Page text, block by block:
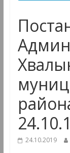
24.10.2019